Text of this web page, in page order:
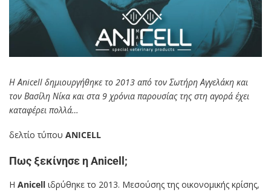
Η Αnicell δημιουργήθηκε το 2013 από τον Σωτήρη Αγγελάκη και
τον Βασίλη Νίκα και στα 9 χρόνια παρουσίας της στη αγορά έχει
καταφέρει πολλά…
δελτίο τύπου ANICELL
Πως ξεκίνησε η Anicell;
H Anicell ιδρύθηκε τo 2013. Μεσούσης της οικονομικής κρίσης,